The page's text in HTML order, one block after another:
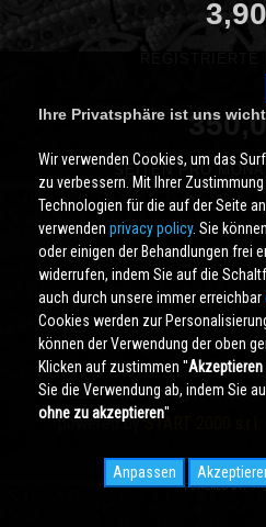
SEITEN PRO
Cividale.COMCopyright © 2000 -
powered bySTART 2000 s.r.l.
Ihre Privatsphäre ist uns
Wir verwenden Cookies, um das
zu verbessern. Mit Ihrer
Technologien für die auf der Seite
verwenden privacy policy. Sie
oder einigen der Behandlungen frei
widerrufen, indem Sie auf die
auch durch unsere immer erreichbar
Cookies werden zur
können der Verwendung der oben
Klicken auf zustimmen ''
Sie die Verwendung ab, indem Sie
ohne zu akzeptieren''
Anpassen